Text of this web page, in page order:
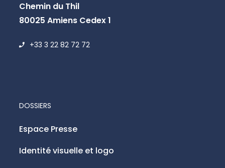
Chemin du Thil
80025 Amiens Cedex 1
+33 3 22 82 72 72
DOSSIERS
Espace Presse
Identité visuelle et logo